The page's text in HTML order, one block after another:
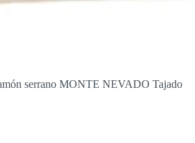
serrano MONTE NEVADO Tajado